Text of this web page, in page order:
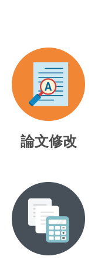
論文修改